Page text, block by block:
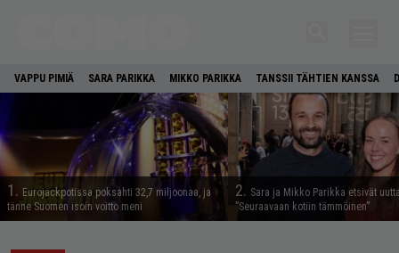
VAPPU PIMIÄ SARA PARIKKA MIKKO PARIKKA TANSSII TÄHTIEN KANSSA
1. Eurojackpotissa poksahti 32,7 miljoonaa, ja
tänne Suomen isoin voitto meni
2. Sara ja Mikko Parikka etsivät
”Seuraavaan kotiin tämmöinen”